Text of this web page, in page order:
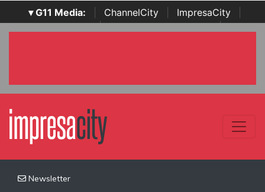
▾ G11 Media: ChannelCity ImpresaCity
SecurityOpenLab | Italian Channel Awards | Italian
Newsletter